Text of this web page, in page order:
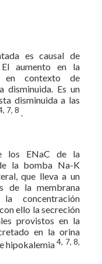
es causal de
aumento en la
en contexto de
disminuida. Es un
disminuida a las
7, 8 .
los ENaC de la
la bomba Na-K
que lleva a un
de la membrana
concentración
ello la secreción
provistos en la
en la orina
hipokalemia4, 7, 8,